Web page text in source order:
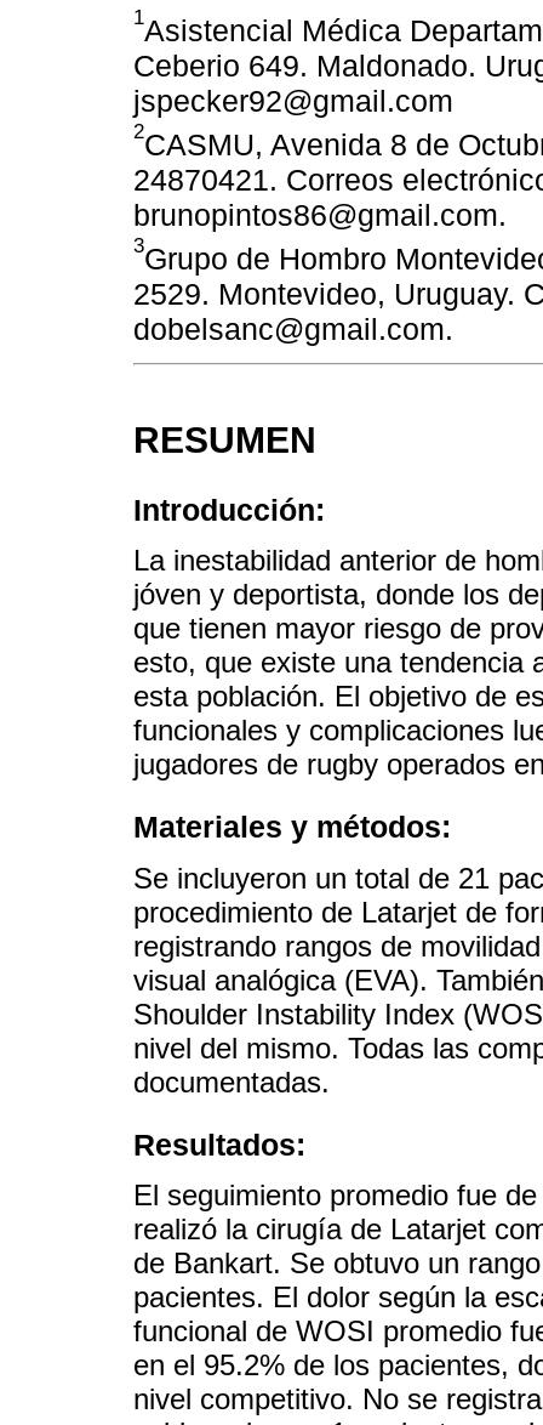
1Asistencial Médica
Ceberio 649. Maldonado.
jspecker92@gmail.com
2CASMU, Avenida 8 de
24870421. Correos
brunopintos86@gmail.com.
3Grupo de Hombro
2529. Montevideo, Uruguay.
dobelsanc@gmail.com.
RESUMEN
Introducción:
La inestabilidad anterior de
jóven y deportista, donde los
que tienen mayor riesgo de
esto, que existe una tendencia
esta población. El objetivo de
funcionales y complicaciones
jugadores de rugby operados
Materiales y métodos:
Se incluyeron un total de 21
procedimiento de Latarjet de
registrando rangos de
visual analógica (EVA).
Shoulder Instability Index
nivel del mismo. Todas las
documentadas.
Resultados:
El seguimiento promedio fue
realizó la cirugía de Latarjet
de Bankart. Se obtuvo un
pacientes. El dolor según la
funcional de WOSI promedio
en el 95.2% de los pacientes,
nivel competitivo. No se